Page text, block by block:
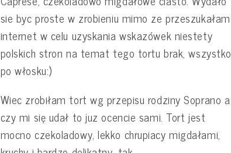
sie byc proste w zrobieniu mimo ze przeszukałam
internet w celu uzyskania wskazówek niestety
polskich stron na temat tego tortu brak, wszystko
po włosku:)
Wiec zrobiłam tort wg przepisu rodziny Soprano a
czy mi się udał to juz ocencie sami. Tort jest
mocno czekoladowy, lekko chrupiacy migdałami,